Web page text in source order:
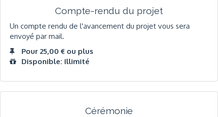
Compte-rendu du projet
Un compte rendu de l'avancement du projet vous sera
envoyé par mail.
Pour 25,00 € ou plus
Disponible: Illimité
Cérémonie